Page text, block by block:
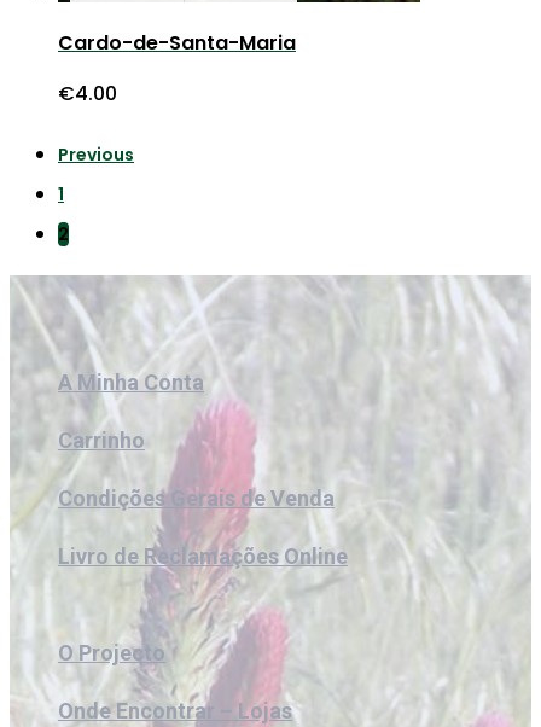
Cardo-de-Santa-Maria
€4.00
Previous
1
2
A Minha Conta
Carrinho
Condições Gerais de Venda
Livro de Reclamações Online
O Projecto
Onde Encontrar – Lojas